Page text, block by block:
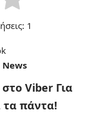
1
News
στο Viber Για
τα πάντα!